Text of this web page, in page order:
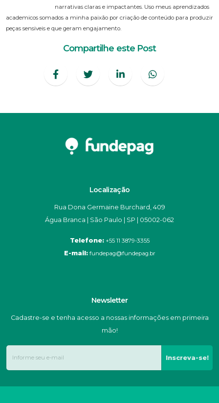
narrativas claras e impactantes. Uso meus aprendizados
academicos somados a minha paixão por criação de conteúdo para produzir
peças sensiveis e que geram engajamento.
Compartilhe este Post
Localização
Rua Dona Germaine Burchard, 409
Água Branca | São Paulo | SP | 05002-062
Telefone:+55 11 3879-3355
E-mail:fundepag@fundepag.br
Newsletter
Cadastre-se e tenha acesso a nossas informações em primeira
mão!
Inscreva-se!